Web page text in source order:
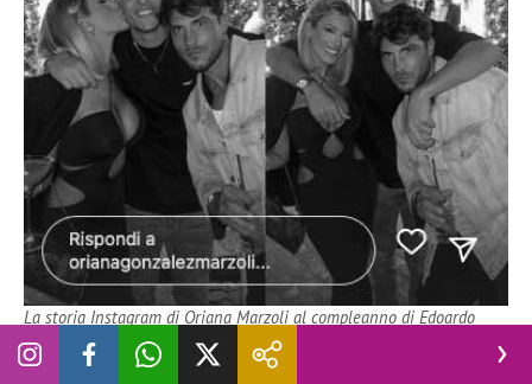
La storia Instagram di Oriana Marzoli al compleanno di Edoardo
Donamaria insieme a Daniele Dal Moro